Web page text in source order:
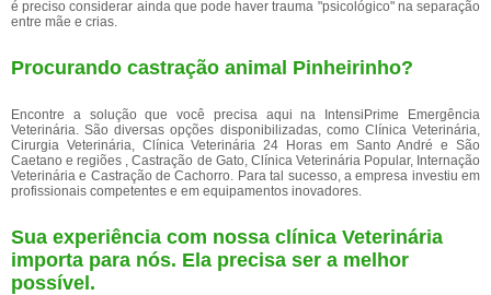
é preciso considerar ainda que pode haver trauma "psicológico" na separação
entre mãe e crias.
Procurando castração animal Pinheirinho?
Encontre a solução que você precisa aqui na IntensiPrime Emergência
Veterinária. São diversas opções disponibilizadas, como Clínica Veterinária,
Cirurgia Veterinária, Clínica Veterinária 24 Horas em Santo André e São
Caetano e regiões , Castração de Gato, Clínica Veterinária Popular, Internação
Veterinária e Castração de Cachorro. Para tal sucesso, a empresa investiu em
profissionais competentes e em equipamentos inovadores.
Sua experiência com nossa clínica Veterinária
importa para nós. Ela precisa ser a melhor
possível.